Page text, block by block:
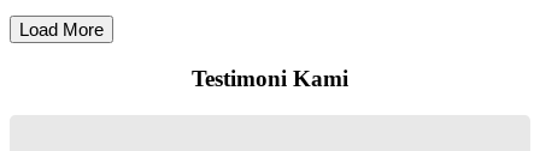
Load More
Testimoni Kami